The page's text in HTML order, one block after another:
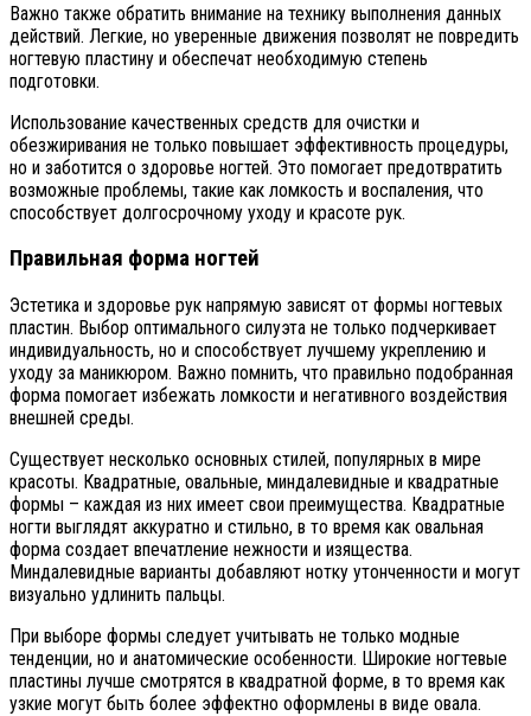
Важно также обратить внимание на технику выполнения данных
действий. Легкие, но уверенные движения позволят не повредить
ногтевую пластину и обеспечат необходимую степень
подготовки.
Использование качественных средств для очистки и
обезжиривания не только повышает эффективность процедуры,
но и заботится о здоровье ногтей. Это помогает предотвратить
возможные проблемы, такие как ломкость и воспаления, что
способствует долгосрочному уходу и красоте рук.
Правильная форма ногтей
Эстетика и здоровье рук напрямую зависят от формы ногтевых
пластин. Выбор оптимального силуэта не только подчеркивает
индивидуальность, но и способствует лучшему укреплению и
уходу за маникюром. Важно помнить, что правильно подобранная
форма помогает избежать ломкости и негативного воздействия
внешней среды.
Существует несколько основных стилей, популярных в мире
красоты. Квадратные, овальные, миндалевидные и квадратные
формы – каждая из них имеет свои преимущества. Квадратные
ногти выглядят аккуратно и стильно, в то время как овальная
форма создает впечатление нежности и изящества.
Миндалевидные варианты добавляют нотку утонченности и могут
визуально удлинить пальцы.
При выборе формы следует учитывать не только модные
тенденции, но и анатомические особенности. Широкие ногтевые
пластины лучше смотрятся в квадратной форме, в то время как
узкие могут быть более эффектно оформлены в виде овала.